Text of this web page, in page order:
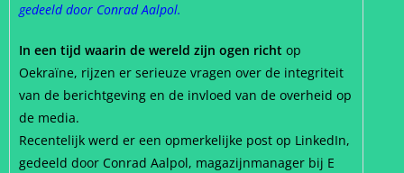
gedeeld door Conrad Aalpol.
In een tijd waarin de wereld zijn ogen richt op
Oekraïne, rijzen er serieuze vragen over de integriteit
van de berichtgeving en de invloed van de overheid op
de media.
Recentelijk werd er een opmerkelijke post op LinkedIn,
gedeeld door Conrad Aalpol, magazijnmanager bij E